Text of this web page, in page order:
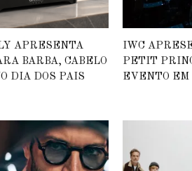
APRESENTA
BARBA, CABELO
DIA DOS PAIS
IWC
PETIT
EVENTO EM